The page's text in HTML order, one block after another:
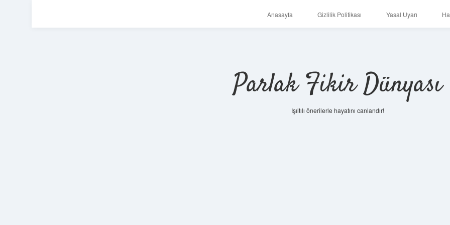
Anasayfa Gizlilik Politikası Yasal Uyarı
Parlak Fikir Dünyası
Işıltılı önerilerle hayatını canlandır!